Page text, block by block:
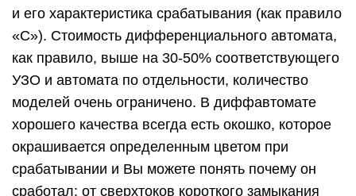
и его характеристика срабатывания (как правило
«С»). Стоимость дифференциального автомата,
как правило, выше на 30-50% соответствующего
УЗО и автомата по отдельности, количество
моделей очень ограничено. В диффавтомате
хорошего качества всегда есть окошко, которое
окрашивается определенным цветом при
срабатывании и Вы можете понять почему он
сработал: от сверхтоков короткого замыкания